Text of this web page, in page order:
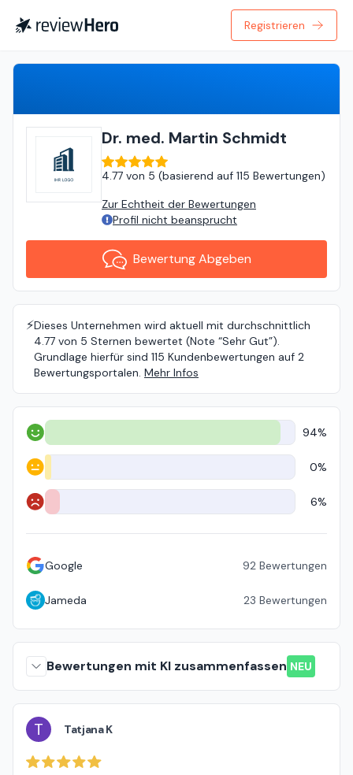
Registrieren
Dr. med. Martin Schmidt
4.77 von 5 (basierend auf 115 Bewertungen)
Zur Echtheit der Bewertungen
Profil nicht beansprucht
Bewertung Abgeben
⚡️Dieses Unternehmen wird aktuell mit durchschnittlich
4.77 von 5 Sternen bewertet (Note “Sehr Gut”).
Grundlage hierfür sind 115 Kundenbewertungen auf 2
Bewertungsportalen. Mehr Infos
Positiv 94%
Neutral 0%
Negativ 6%
Google 92 Bewertungen
Jameda 23 Bewertungen
Bewertungen mit KI zusammenfassen NEU
T Tatjana K